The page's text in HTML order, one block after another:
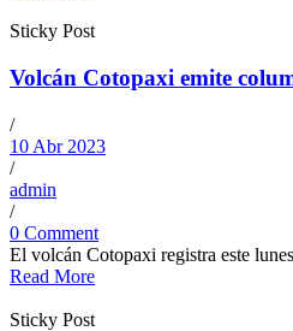
Sticky Post
Volcán Cotopaxi emite
/
10 Abr 2023
/
admin
/
0 Comment
El volcán Cotopaxi registra este
Read More
Sticky Post